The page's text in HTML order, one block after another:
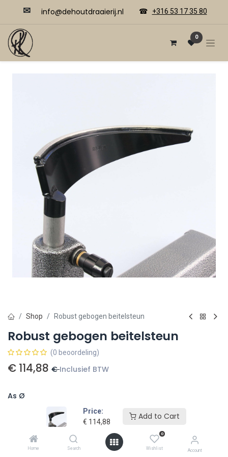
Price:
€ 114,88
Add to Cart
Home Search
0
Wishlist Account
✉ ​​info@dehoutdraaierij.nl ☎ +316 53 17 35 80
0
Shop Robust gebogen beitelsteun
Robust gebogen beitelsteun
(0 beoordeling)
€ 114,88 € Inclusief BTW
As Ø
25,4 mm (1 inch) 139,00 30 mm€139,00